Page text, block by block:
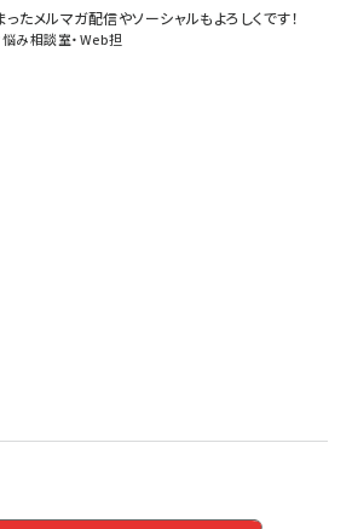
たメルマガ配信やソーシャルもよろしくです！
み相談室・Web担